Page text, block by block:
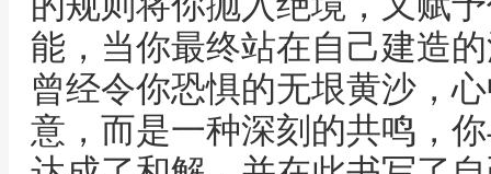
能，当你最终站在自己建造
曾经令你恐惧的无垠黄沙，
意，而是一种深刻的共鸣，